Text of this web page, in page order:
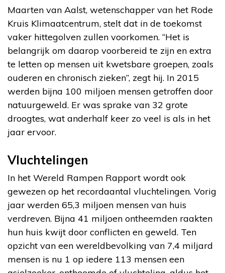
Maarten van Aalst, wetenschapper van het Rode
Kruis Klimaatcentrum, stelt dat in de toekomst
vaker hittegolven zullen voorkomen. “Het is
belangrijk om daarop voorbereid te zijn en extra
te letten op mensen uit kwetsbare groepen, zoals
ouderen en chronisch zieken”, zegt hij. In 2015
werden bijna 100 miljoen mensen getroffen door
natuurgeweld. Er was sprake van 32 grote
droogtes, wat anderhalf keer zo veel is als in het
jaar ervoor.
Vluchtelingen
In het Wereld Rampen Rapport wordt ook
gewezen op het recordaantal vluchtelingen. Vorig
jaar werden 65,3 miljoen mensen van huis
verdreven. Bijna 41 miljoen ontheemden raakten
hun huis kwijt door conflicten en geweld. Ten
opzicht van een wereldbevolking van 7,4 miljard
mensen is nu 1 op iedere 113 mensen een